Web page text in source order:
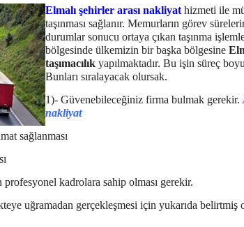
Elmalı şehirler arası nakliyat hizmeti ile
taşınması sağlanır. Memurların görev
durumlar sonucu ortaya çıkan taşınma
bölgesinde ülkemizin bir başka bölgesine
taşımacılık yapılmaktadır. Bu işin süreç
Bunları sıralayacak olursak.
1)- Güvenebileceğiniz firma bulmak gerekir.
nakliyat
sağlanması
kadrolara sahip olması gerekir.
uğramadan gerçekleşmesi için yukarıda